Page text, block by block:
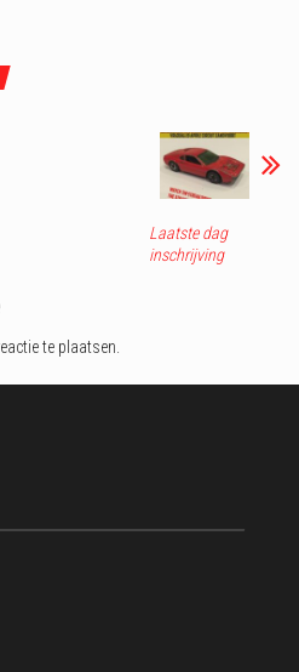
Laatste dag
inschrijving
te plaatsen.